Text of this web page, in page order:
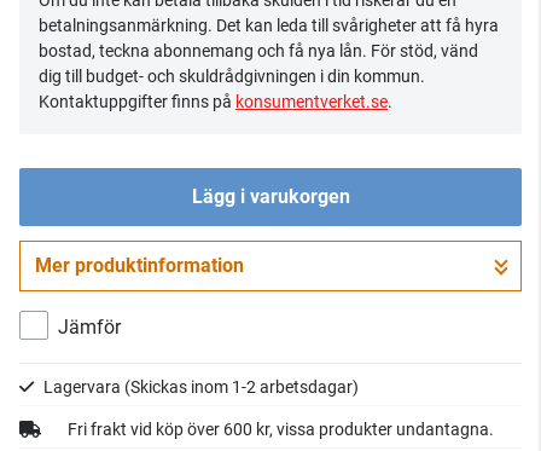
betalningsanmärkning. Det kan leda till svårigheter att få hyra
bostad, teckna abonnemang och få nya lån. För stöd, vänd
dig till budget- och skuldrådgivningen i din kommun.
Kontaktuppgifter finns på konsumentverket.se.
Lägg i varukorgen
Gå till kassan
Mer produktinformation
Jämför
Lagervara (Skickas inom 1-2 arbetsdagar)
Fri frakt vid köp över 600 kr, vissa produkter undantagna.